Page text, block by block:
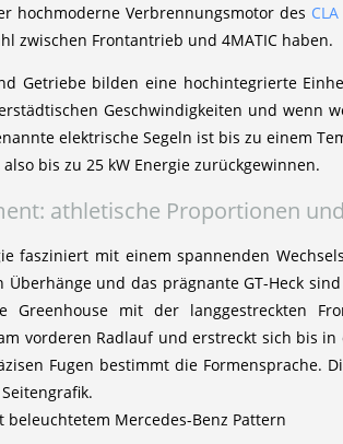
hochmoderne Verbrennungsmotor des
zwischen Frontantrieb und 4MATIC haben.
Getriebe bilden eine hochintegrierte
Geschwindigkeiten und wenn
elektrische Segeln ist bis zu einem
bis zu 25 kW Energie zurückgewinnen.
athletische Proportionen
fasziniert mit einem spannenden
Überhänge und das prägnante GT-Heck
Greenhouse mit der langgestreckten
vorderen Radlauf und erstreckt sich bis
Fugen bestimmt die Formensprache.
beleuchtetem Mercedes-Benz Pattern